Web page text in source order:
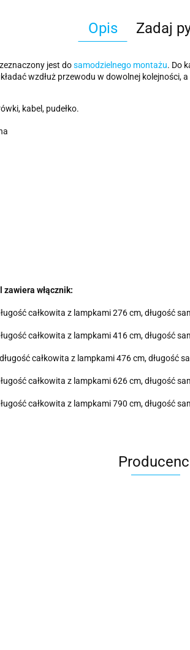
Opis Zadaj
jest dosamodzielnego montażu. Do
wzdłuż przewodu w dowolnej kolejności,
kabel, pudełko.
zawiera włącznik:
całkowita z lampkami 276 cm, długość
całkowita z lampkami 416 cm, długość
całkowita z lampkami 476 cm, długość
całkowita z lampkami 626 cm, długość
całkowita z lampkami 790 cm, długość